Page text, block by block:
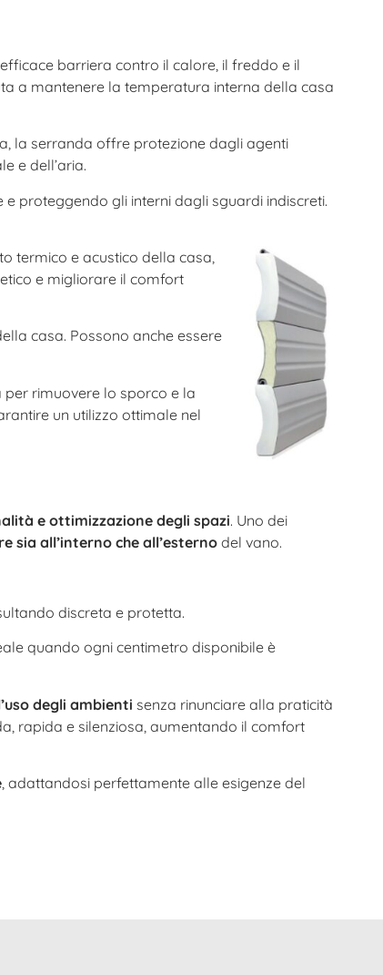
barriera contro il calore, il freddo e il
a mantenere la temperatura interna della casa
la serranda offre protezione dagli agenti
e dell’aria.
proteggendo gli interni dagli sguardi indiscreti.
termico e acustico della casa,
e migliorare il comfort
casa. Possono anche essere
rimuovere lo sporco e la
un utilizzo ottimale nel
e ottimizzazione degli spazi. Uno dei
sia all’interno che all’esterno del vano.
discreta e protetta.
quando ogni centimetro disponibile è
degli ambienti senza rinunciare alla praticità
rapida e silenziosa, aumentando il comfort
, adattandosi perfettamente alle esigenze del